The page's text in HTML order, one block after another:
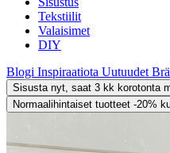
Tekstiilit
Valaisimet
DIY
Blogi Inspiraatiota Uutuudet
Sisusta nyt, saat 3 kk korotonta
Normaalihintaiset tuotteet -20%